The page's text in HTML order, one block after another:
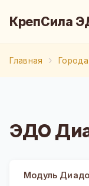
КрепСила
Главная Города
ЭДО
Модуль